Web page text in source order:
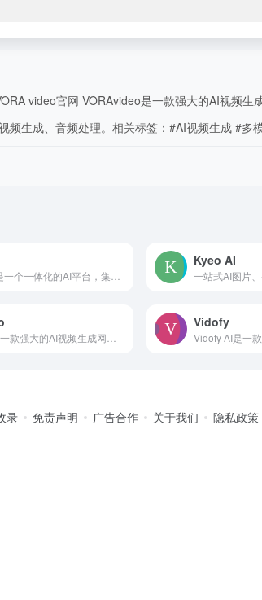
video官网 VORAvideo是一款强大的AI视频
生成、音频处理。相关标签：#AI视频生成 #多
Kyeo AI
Vidofy
录 免责声明 广告合作 关于我们 隐私政策